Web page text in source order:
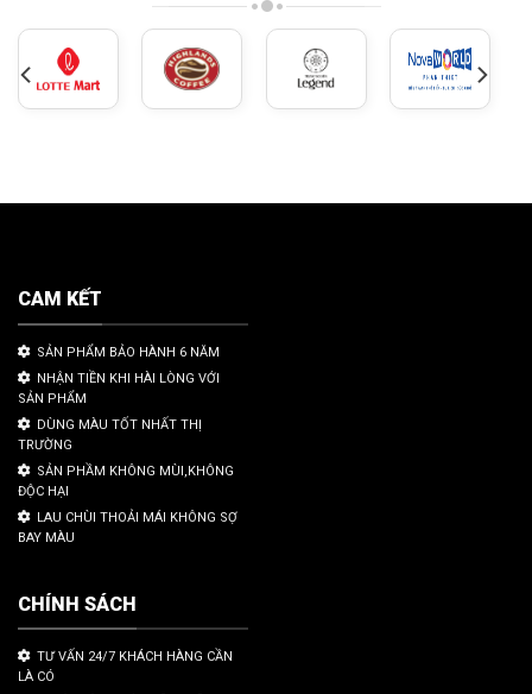
CAM KẾT
SẢN PHẨM BẢO HÀNH 6 NĂM
NHẬN TIỀN KHI HÀI LÒNG VỚI
SẢN PHẨM
DÙNG MÀU TỐT NHẤT THỊ
TRƯỜNG
SẢN PHẦM KHÔNG MÙI,KHÔNG
ĐỘC HẠI
LAU CHÙI THOẢI MÁI KHÔNG SỢ
BAY MÀU
CHÍNH SÁCH
TƯ VẤN 24/7 KHÁCH HÀNG CẦN
LÀ CÓ